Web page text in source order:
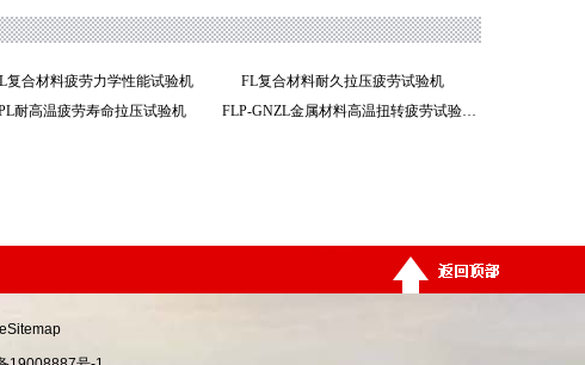
复合材料疲劳力学性能试验机
FL复合材料耐久拉压疲劳试验机
耐高温疲劳寿命拉压试验机
FLP-GNZL金属材料高温扭转疲劳试验机